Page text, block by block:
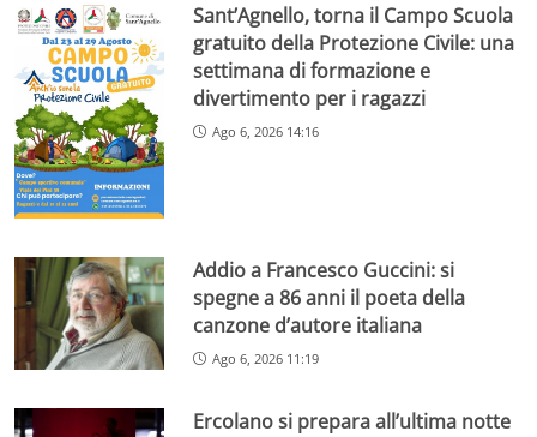
Sant’Agnello, torna il Campo Scuola
gratuito della Protezione Civile: una
settimana di formazione e
divertimento per i ragazzi
Ago 6, 2026 14:16
Addio a Francesco Guccini: si
spegne a 86 anni il poeta della
canzone d’autore italiana
Ago 6, 2026 11:19
Ercolano si prepara all’ultima notte